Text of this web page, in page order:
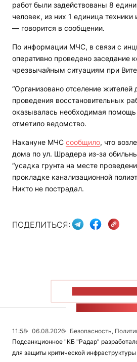
работ были задействованы 8
человек, из них 1 единица
— говорится в сообщении.
По информации МЧС, в связи с
оперативно проведено заседание
чрезвычайным ситуациям при
“Организовано отселение
проведения восстановительных
оказывалась необходимая
отметило ведомство.
Накануне МЧС сообщило, что
дома по ул. Шрадера из-за
“усадка грунта на месте
прокладке канализационной
Никто не пострадал.
ПОДЕЛИТЬСЯ:
11:58 06.08.2026
Безопасность,
Подсанкционное "КБ "Радар"
для защиты критической инфраструктуры